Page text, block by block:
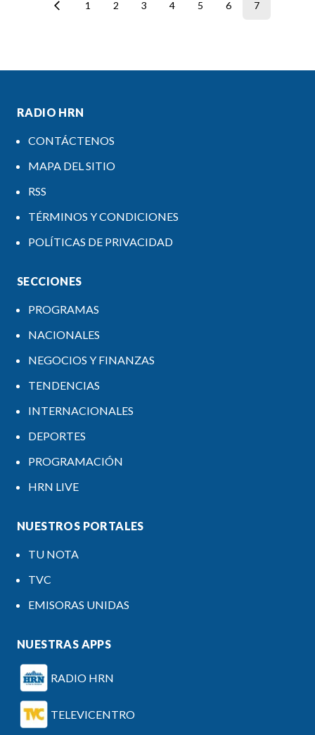
1 2 3 4 5 6 7
RADIO HRN
CONTÁCTENOS
MAPA DEL SITIO
RSS
TÉRMINOS Y CONDICIONES
POLÍTICAS DE PRIVACIDAD
SECCIONES
PROGRAMAS
NACIONALES
NEGOCIOS Y FINANZAS
TENDENCIAS
INTERNACIONALES
DEPORTES
PROGRAMACIÓN
HRN LIVE
NUESTROS PORTALES
TU NOTA
TVC
EMISORAS UNIDAS
NUESTRAS APPS
RADIO HRN
TELEVICENTRO